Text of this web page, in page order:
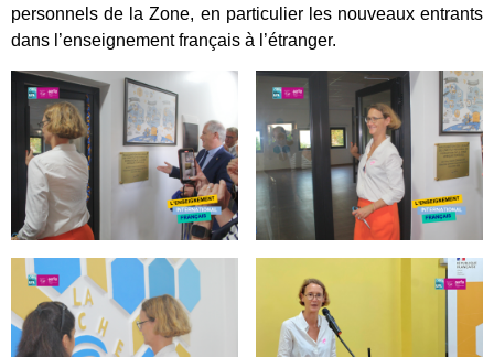
personnels de la Zone, en particulier les nouveaux entrants
dans l’enseignement français à l’étranger.